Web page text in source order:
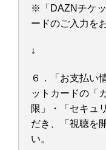
※「DAZNチケ
ードのご入力を
↓
６．「お支払い
ットカードの「
限」・「セキュ
だき、「視聴を
い。